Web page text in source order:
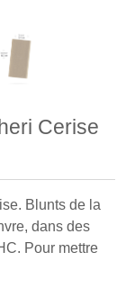
Cerise
Blunts de la
dans des
Pour mettre